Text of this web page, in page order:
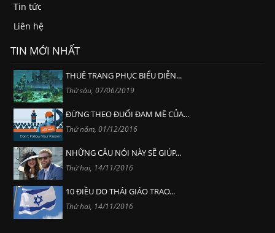
Tin tức
Liên hệ
TIN MỚI NHẤT
THUÊ TRANG PHỤC BIỂU DIỄN...
Thứ sáu, 07/06/2019
ĐỪNG THEO ĐUỔI ĐAM MÊ CỦA...
Thứ năm, 01/12/2016
NHỮNG CÂU NÓI NÀY SẼ GIÚP...
Thứ hai, 14/11/2016
10 ĐIỀU DO THÁI GIÁO TRAO...
Thứ hai, 14/11/2016